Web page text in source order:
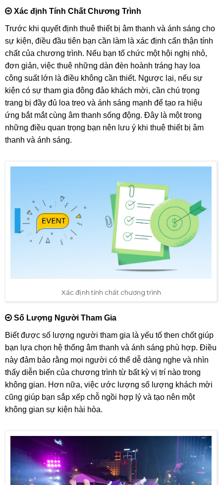
Xác định Tính Chất Chương Trình
Trước khi quyết định thuê thiết bị âm thanh và ánh sáng cho
sự kiện, điều đầu tiên bạn cần làm là xác định cẩn thận tính
chất của chương trình. Nếu bạn tổ chức một hội nghị nhỏ,
đơn giản, việc thuê những dàn đèn hoành tráng hay loa
công suất lớn là điều không cần thiết. Ngược lại, nếu sự
kiện có sự tham gia đông đảo khách mời, cần chú trọng
trang bị đầy đủ loa treo và ánh sáng mạnh để tạo ra hiệu
ứng bắt mắt cùng âm thanh sống động. Đây là một trong
những điều quan trọng bạn nên lưu ý khi thuê thiết bị âm
thanh và ánh sáng.
Xác định tính chất chương trình
Số Lượng Người Tham Gia
Biết được số lượng người tham gia là yếu tố then chốt giúp
bạn lựa chọn hệ thống âm thanh và ánh sáng phù hợp. Điều
này đảm bảo rằng mọi người có thể dễ dàng nghe và nhìn
thấy diễn biến của chương trình từ bất kỳ vị trí nào trong
không gian. Hơn nữa, việc ước lượng số lượng khách mời
cũng giúp bạn sắp xếp chỗ ngồi hợp lý và tạo nên một
không gian sự kiện hài hòa.